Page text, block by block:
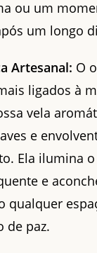
ou um
um longo
Artesanal: O
ligados à
vela
e
Ela ilumina
e
qualquer
de paz.